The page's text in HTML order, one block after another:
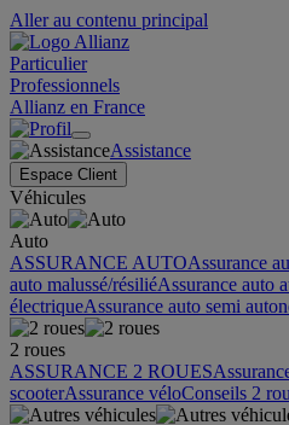
Aller au contenu principal
Particulier
Professionnels
Allianz en France
Assistance
Espace Client
Véhicules
Auto
ASSURANCE AUTOAssurance
auto malussé/résiliéAssurance auto
électriqueAssurance auto semi
2 roues
ASSURANCE 2 ROUES
scooterAssurance véloConseils 2